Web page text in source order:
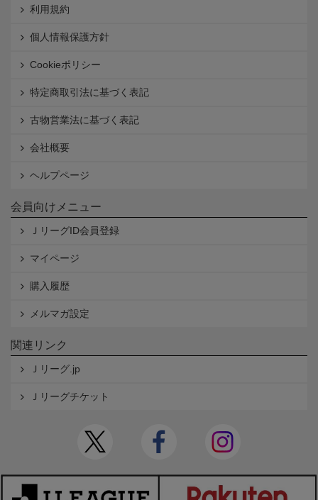
利用規約
個人情報保護方針
Cookieポリシー
特定商取引法に基づく表記
古物営業法に基づく表記
会社概要
ヘルプページ
会員向けメニュー
ＪリーグID会員登録
マイページ
購入履歴
メルマガ設定
関連リンク
Ｊリーグ.jp
Ｊリーグチケット